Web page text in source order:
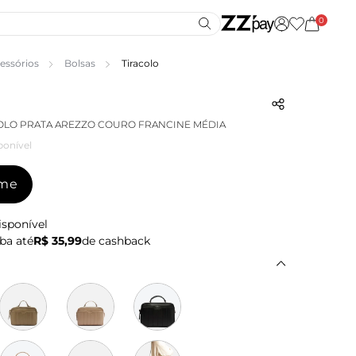
0
Bolsas Tiracolo
PRATA AREZZO COURO FRANCINE MÉDIA
atéR$ 35,99de cashback